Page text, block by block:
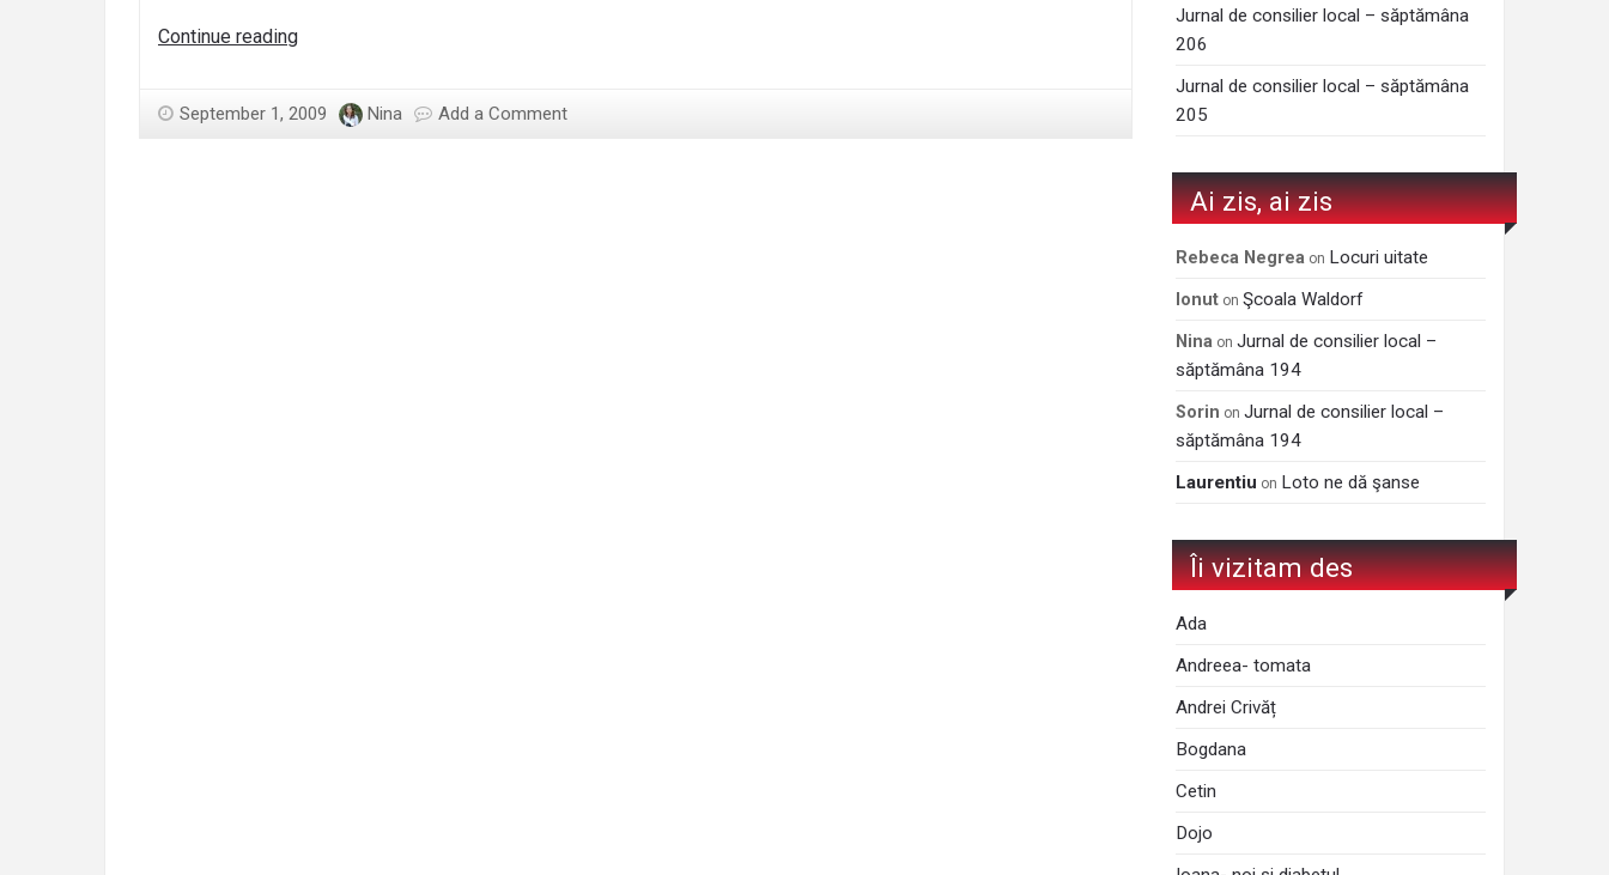
Continue readingSunt
September 1, 2009 Nina Add a Comment
Jurnal de consilier local – săptămâna
206
Jurnal de consilier local – săptămâna
205
Ai zis, ai zis
Rebeca Negrea on Locuri uitate
Ionut onŞcoala Waldorf
Nina onJurnal de consilier local –
săptămâna 194
Sorin onJurnal de consilier local –
săptămâna 194
Laurentiu on Loto ne dă şanse
Îi vizitam des
Ada
Andreea- tomata
Andrei Crivăț
Bogdana
Cetin
Dojo